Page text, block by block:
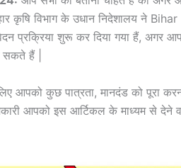
कृषि विभाग के उधान निदेशालय ने
प्रक्रिया शुरू कर दिया गया हैं, अगर
हैं |
आपको कुछ पात्रता, मानदंड को पूरा
आपको इस आर्टिकल के माध्यम से देने